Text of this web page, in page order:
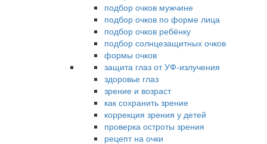
подбор очков мужчине
подбор очков по форме лица
подбор очков ребёнку
подбор солнцезащитных очков
формы очков
защита глаз от УФ-излучения
здоровье глаз
зрение и возраст
как сохранить зрение
коррекция зрения у детей
проверка остроты зрения
рецепт на очки